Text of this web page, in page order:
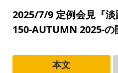
2025/7/9 定例会見『
150-AUTUMN 2025-の
本文